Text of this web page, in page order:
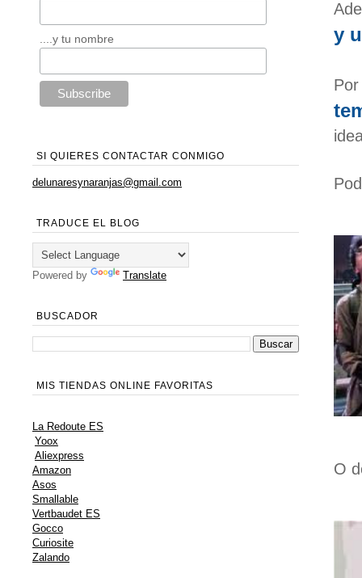
y
O
....y tu nombre
SI QUIERES CONTACTAR CONMIGO
delunaresynaranjas@gmail.com
TRADUCE EL BLOG
Powered by Translate
BUSCADOR
MIS TIENDAS ONLINE FAVORITAS
La Redoute ES
Yoox
Aliexpress
Amazon
Asos
Smallable
Vertbaudet ES
Gocco
Curiosite
Zalando